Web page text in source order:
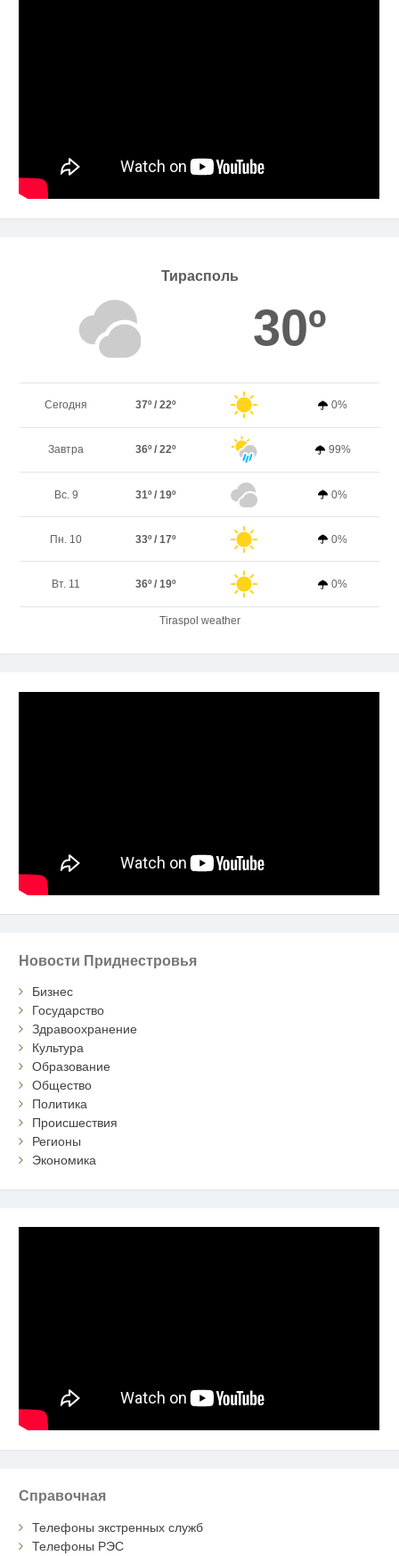
Тирасполь
30º
Сегодня 37º / 22º 0%
Завтра 36º / 22º 99%
Вс. 9 31º / 19º 0%
Пн. 10 33º / 17º 0%
Вт. 11 36º / 19º 0%
Tiraspol weather
Новости Приднестровья
Бизнес
Государство
Здравоохранение
Культура
Образование
Общество
Политика
Происшествия
Регионы
Экономика
Справочная
Телефоны экстренных служб
Телефоны РЭС